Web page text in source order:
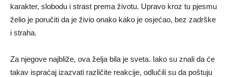
karakter, slobodu i strast prema životu. Upravo kroz tu pjesmu
želio je poručiti da je živio onako kako je osjećao, bez zadrške
i straha.
Za njegove najbliže, ova želja bila je sveta. Iako su znali da će
takav ispraćaj izazvati različite reakcije, odlučili su da poštuju